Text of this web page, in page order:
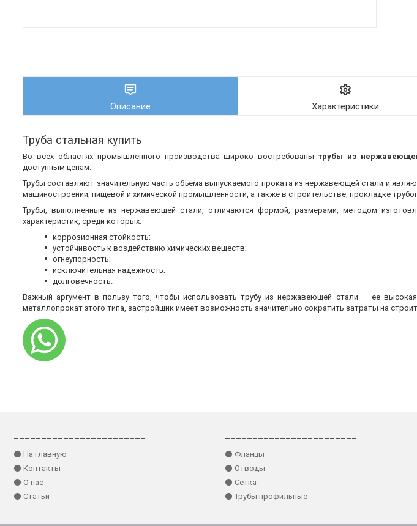
Описание Характеристики
Труба стальная купить
Во всех областях промышленного производства широко востребованытрубы из
доступным ценам.
Трубы составляют значительную часть объема выпускаемого проката из нержавеющей стали и
машиностроении, пищевой и химической промышленности, а также в строительстве, прокладке
Трубы, выполненные из нержавеющей стали, отличаются формой, размерами, методом
характеристик, среди которых:
коррозионная стойкость;
устойчивость к воздействию химических веществ;
огнеупорность;
исключительная надежность;
долговечность.
Важный аргумент в пользу того, чтобы использовать трубу из нержавеющей стали — ее высокая
металлопрокат этого типа, застройщик имеет возможность значительно сократить затраты на
⚫ На главную
⚫ Контакты
⚫ О нас
⚫ Статьи
⚫ Фланцы
⚫ Отводы
⚫ Сетка
⚫ Трубы профильные